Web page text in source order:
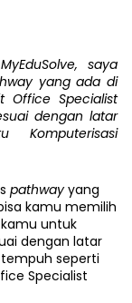
saya
yang ada di
Office Specialist
dengan latar
Komputerisasi
pathwayyang
kamu memilih
untuk
dengan latar
seperti
Specialist